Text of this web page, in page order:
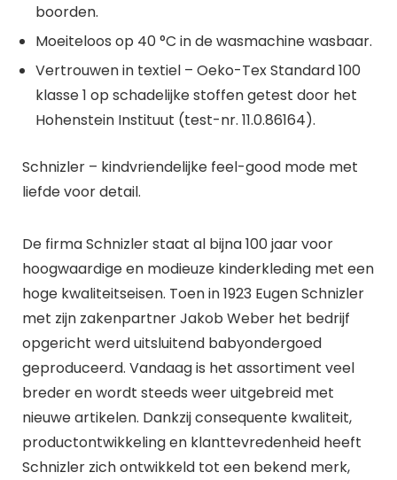
boorden.
Moeiteloos op 40 °C in de wasmachine wasbaar.
Vertrouwen in textiel – Oeko-Tex Standard 100
klasse 1 op schadelijke stoffen getest door het
Hohenstein Instituut (test-nr. 11.0.86164).
Schnizler – kindvriendelijke feel-good mode met
liefde voor detail.
De firma Schnizler staat al bijna 100 jaar voor
hoogwaardige en modieuze kinderkleding met een
hoge kwaliteitseisen. Toen in 1923 Eugen Schnizler
met zijn zakenpartner Jakob Weber het bedrijf
opgericht werd uitsluitend babyondergoed
geproduceerd. Vandaag is het assortiment veel
breder en wordt steeds weer uitgebreid met
nieuwe artikelen. Dankzij consequente kwaliteit,
productontwikkeling en klanttevredenheid heeft
Schnizler zich ontwikkeld tot een bekend merk,